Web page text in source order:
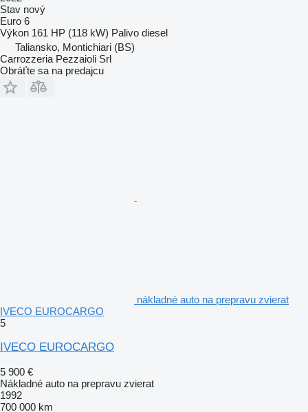
Stav nový
Euro 6
Výkon 161 HP (118 kW) Palivo diesel
Taliansko, Montichiari (BS)
Carrozzeria Pezzaioli Srl
Obráťte sa na predajcu
nákladné auto na prepravu zvierat
IVECO EUROCARGO
5
IVECO EUROCARGO
5 900 €
Nákladné auto na prepravu zvierat
1992
700 000 km